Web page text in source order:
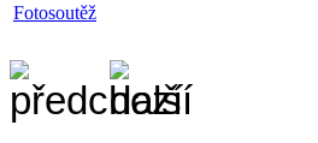
Fotosoutěž